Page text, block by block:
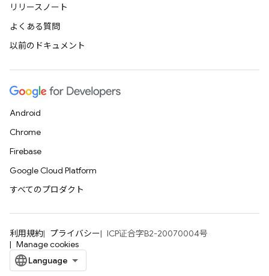
リリースノート
よくある質問
以前のドキュメント
Android
Chrome
Firebase
Google Cloud Platform
すべてのプロダクト
利用規約 プライバシー
ICP证合字B2-20070004号
Manage cookies